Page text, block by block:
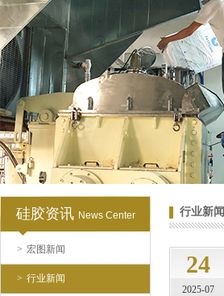
硅胶资讯 News Center
> 宏图新闻
> 行业新闻
眼镜鼻托专用注射硅胶
涂布硅胶
行业新闻
24
2025-07